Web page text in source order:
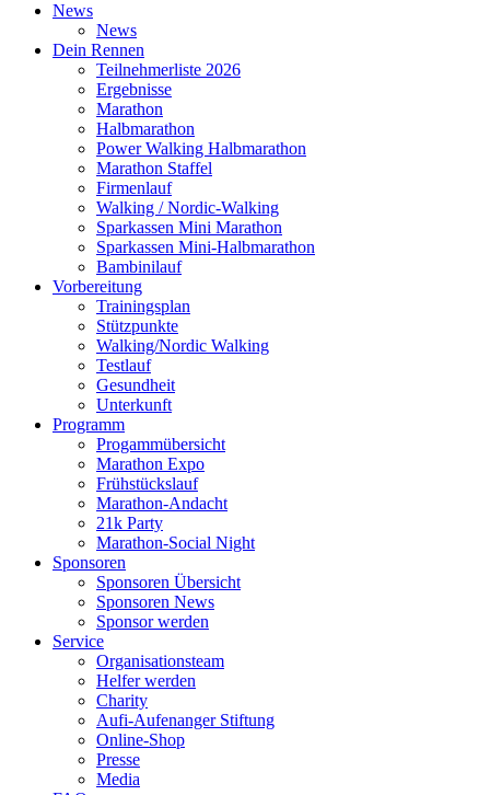
News
News
Dein Rennen
Teilnehmerliste 2026
Ergebnisse
Marathon
Halbmarathon
Power Walking Halbmarathon
Marathon Staffel
Firmenlauf
Walking / Nordic-Walking
Sparkassen Mini Marathon
Sparkassen Mini-Halbmarathon
Bambinilauf
Vorbereitung
Trainingsplan
Stützpunkte
Walking/Nordic Walking
Testlauf
Gesundheit
Unterkunft
Programm
Progammübersicht
Marathon Expo
Frühstückslauf
Marathon-Andacht
21k Party
Marathon-Social Night
Sponsoren
Sponsoren Übersicht
Sponsoren News
Sponsor werden
Service
Organisationsteam
Helfer werden
Charity
Aufi-Aufenanger Stiftung
Online-Shop
Presse
Media